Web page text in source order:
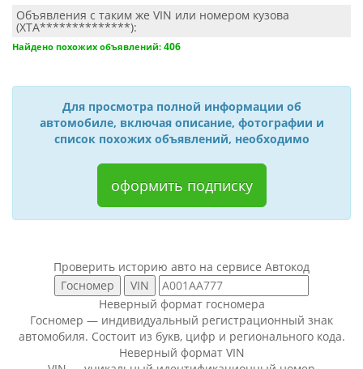
Объявления с таким же VIN или номером кузова
(XTA**************):
Найдено похожих объявлений: 406
Для просмотра полной информации об
автомобиле, включая описание, фотографии и
список похожих объявлений, необходимо
оформить подписку
Проверить историю авто на сервисе Автокод
Неверный формат госномера
Госномер — индивидуальный регистрационный знак
автомобиля. Состоит из букв, цифр и регионального кода.
Неверный формат VIN